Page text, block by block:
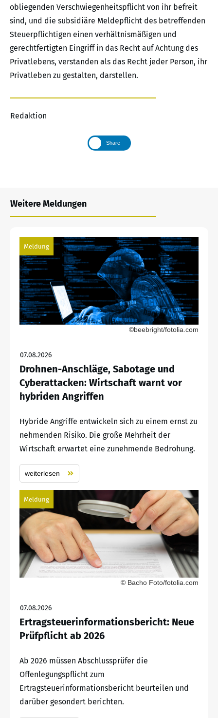
obliegenden Verschwiegenheitspflicht von ihr befreit
sind, und die subsidiäre Meldepflicht des betreffenden
Steuerpflichtigen einen verhältnismäßigen und
gerechtfertigten Eingriff in das Recht auf Achtung des
Privatlebens, verstanden als das Recht jeder Person, ihr
Privatleben zu gestalten, darstellen.
Redaktion
Share
Weitere Meldungen
Meldung
©beebright/fotolia.com
07.08.2026
Drohnen-Anschläge, Sabotage und
Cyberattacken: Wirtschaft warnt vor
hybriden Angriffen
Hybride Angriffe entwickeln sich zu einem ernst zu
nehmenden Risiko. Die große Mehrheit der
Wirtschaft erwartet eine zunehmende Bedrohung.
weiterlesen
Meldung
© Bacho Foto/fotolia.com
07.08.2026
Ertragsteuerinformationsbericht: Neue
Prüfpflicht ab 2026
Ab 2026 müssen Abschlussprüfer die
Offenlegungspflicht zum
Ertragsteuerinformationsbericht beurteilen und
darüber gesondert berichten.